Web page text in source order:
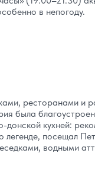
в непогоду.
ресторанами и
была
донской кухней:
посещал
водными